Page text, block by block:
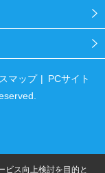
マップ
PCサイト
ビス向上検討を目的と